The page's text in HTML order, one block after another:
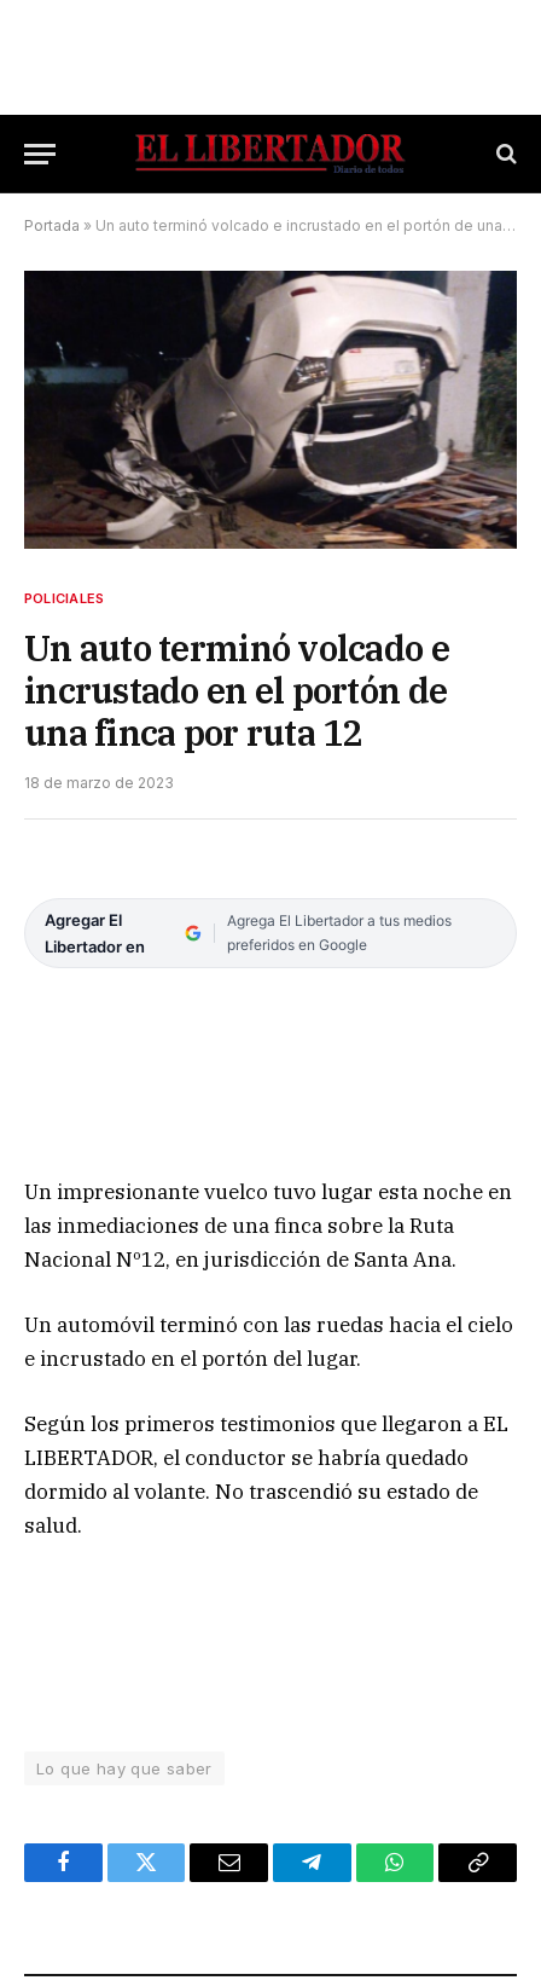
Portada » Un auto terminó volcado e incrustado en el portón de una finca por ruta 12
POLICIALES
Un auto terminó volcado e
incrustado en el portón de
una finca por ruta 12
18 de marzo de 2023
Agregar El
Libertador en
Agrega El Libertador a tus medios
preferidos en Google
Un impresionante vuelco tuvo lugar esta noche en
las inmediaciones de una finca sobre la Ruta
Nacional Nº12, en jurisdicción de Santa Ana.
Un automóvil terminó con las ruedas hacia el cielo
e incrustado en el portón del lugar.
Según los primeros testimonios que llegaron a EL
LIBERTADOR, el conductor se habría quedado
dormido al volante. No trascendió su estado de
salud.
Lo que hay que saber
FacebookTwitter Email TelegramWhatsAppCopy